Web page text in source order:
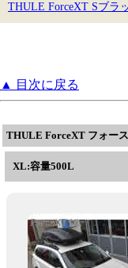
THULE ForceXT Sブラ
▲ 目次に戻る
THULE ForceXT フォー
XL:容量500L